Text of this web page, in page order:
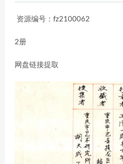
资源编号：fz2100062
2册
网盘链接提取